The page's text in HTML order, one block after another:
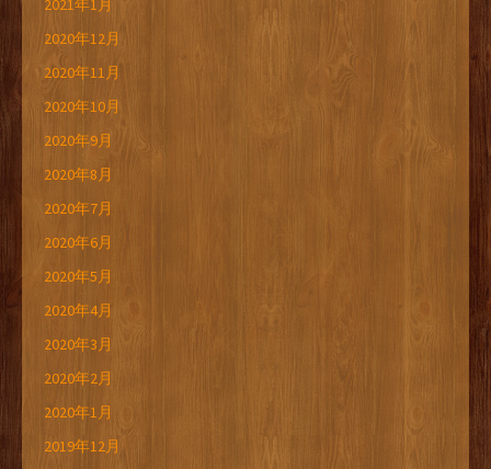
2021年1月
2020年12月
2020年11月
2020年10月
2020年9月
2020年8月
2020年7月
2020年6月
2020年5月
2020年4月
2020年3月
2020年2月
2020年1月
2019年12月